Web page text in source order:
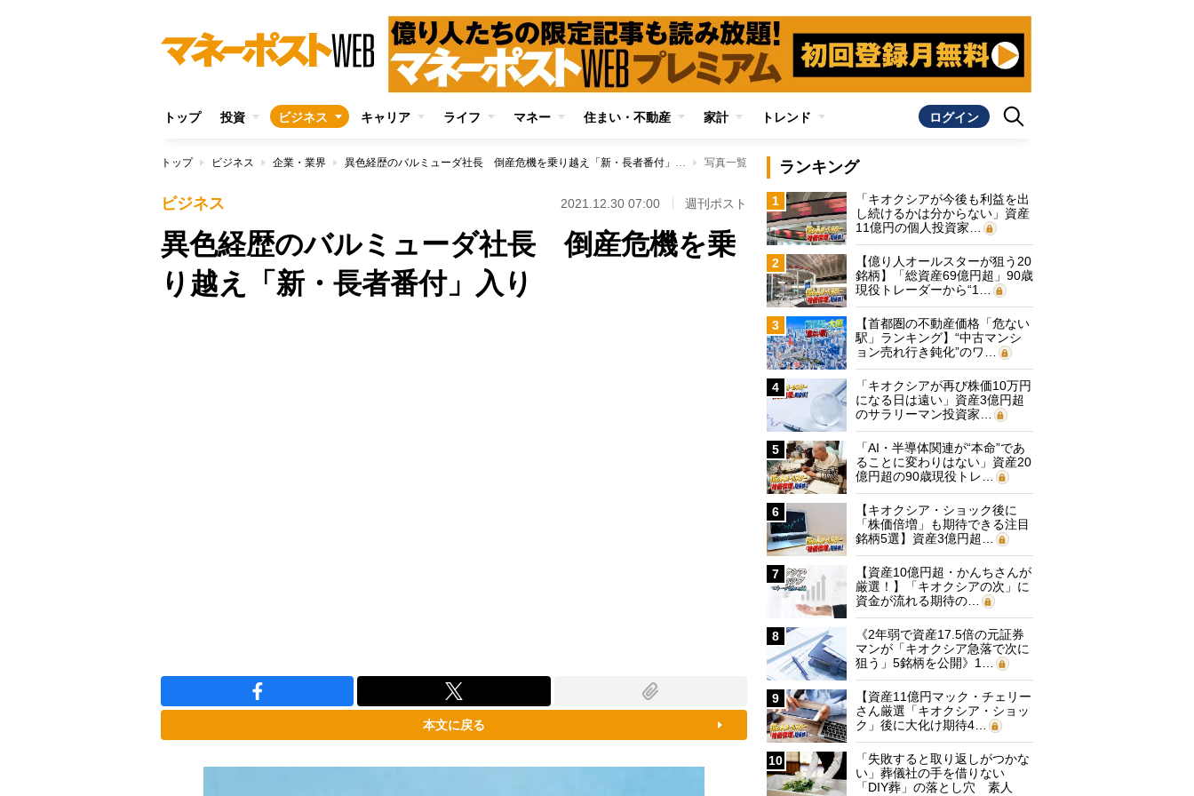
トップ 投資 ビジネス キャリア ライフ マネー 住まい・不動産 家計 トレンド ログイン
トップ ビジネス 企業・業界 異色経歴のバルミューダ社長 倒産危機を乗り越え「新・長者番付」入り 写真一覧
ビジネス 2021.12.30 07:00 週刊ポスト
異色経歴のバルミューダ社長 倒産危機を乗
り越え「新・長者番付」入り
本文に戻る
ランキング
1
「キオクシアが今後も利益を出
し続けるかは分からない」資産
11億円の個人投資家…
2
【億り人オールスターが狙う20
銘柄】「総資産69億円超」90歳
現役トレーダーから“1…
3
【首都圏の不動産価格「危ない
駅」ランキング】“中古マンシ
ョン売れ行き鈍化”のワ…
4
「キオクシアが再び株価10万円
になる日は遠い」資産3億円超
のサラリーマン投資家…
5
「AI・半導体関連が“本命”であ
ることに変わりはない」資産20
億円超の90歳現役トレ…
6
【キオクシア・ショック後に
「株価倍増」も期待できる注目
銘柄5選】資産3億円超…
7
【資産10億円超・かんちさんが
厳選！】「キオクシアの次」に
資金が流れる期待の…
8
《2年弱で資産17.5倍の元証券
マンが「キオクシア急落で次に
狙う」5銘柄を公開》1…
9
【資産11億円マック・チェリー
さん厳選「キオクシア・ショッ
ク」後に大化け期待4…
10
「失敗すると取り返しがつかな
い」葬儀社の手を借りない
「DIY葬」の落とし穴 素人